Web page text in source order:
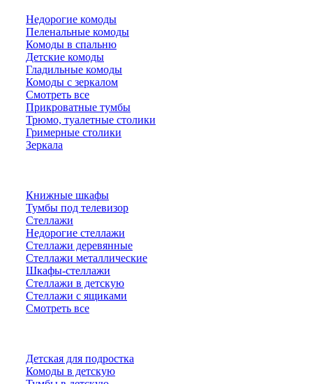
Недорогие комоды
Пеленальные комоды
Комоды в спальню
Детские комоды
Гладильные комоды
Комоды с зеркалом
Смотреть все
Прикроватные тумбы
Трюмо, туалетные столики
Гримерные столики
Зеркала
Книжные шкафы
Тумбы под телевизор
Стеллажи
Недорогие стеллажи
Стеллажи деревянные
Стеллажи металлические
Шкафы-стеллажи
Стеллажи в детскую
Стеллажи с ящиками
Смотреть все
Детская для подростка
Комоды в детскую